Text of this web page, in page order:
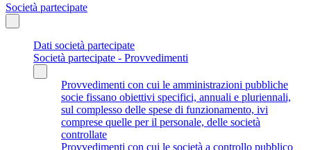
Società partecipate
Dati società partecipate
Società partecipate - Provvedimenti
Provvedimenti con cui le amministrazioni pubbliche
socie fissano obiettivi specifici, annuali e pluriennali,
sul complesso delle spese di funzionamento, ivi
comprese quelle per il personale, delle società
controllate
Provvedimenti con cui le società a controllo pubblico